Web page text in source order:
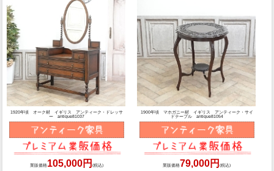
1920年頃 オーク材 イギリス アンティーク・ドレッサ
ー antique81037
業販価格105,000円(税込)
1900年頃 マホガニー材 イギリス アンティーク・サイ
ドテーブル antique81054
業販価格79,000円(税込)